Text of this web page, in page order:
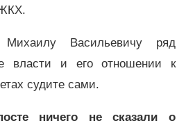
Васильевичу ряд
власти и его отношении к
судите сами.
ничего не сказали о